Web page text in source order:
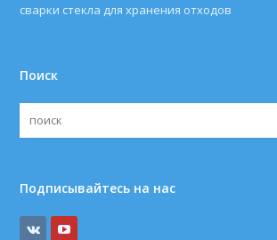
сварки стекла для хранения отходов
Поиск
Подписывайтесь на нас